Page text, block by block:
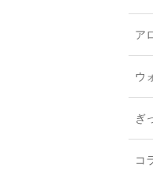
ア
ウ
ぎ
コ